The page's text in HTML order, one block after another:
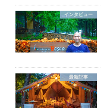
インタビュー
最新記事